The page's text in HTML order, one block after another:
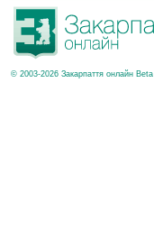
© 2003-2026 Закарпаття онлайн Beta